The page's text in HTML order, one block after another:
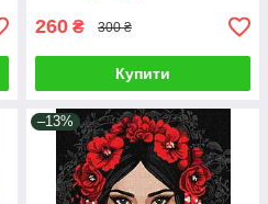
260 ₴ 300 ₴
Купити
–13%